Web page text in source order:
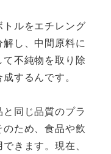
ルをエチレング
し、中間原料に
不純物を取り除
するんです。
同じ品質のプラ
ため、食品や飲
きます。現在、